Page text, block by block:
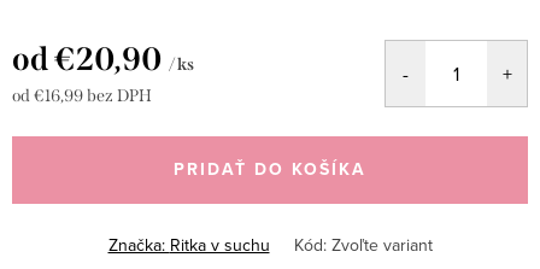
od€20,90 / ks
od€16,99bez DPH
cena:
PRIDAŤ DO KOŠÍKA
Značka: Ritka v suchu Kód: Zvoľte variant